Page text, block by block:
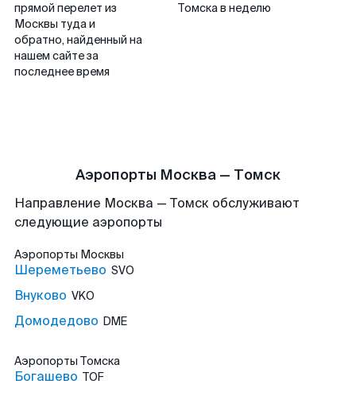
прямой перелет из
Москвы туда и
обратно, найденный на
нашем сайте за
последнее время
Томска в неделю
Аэропорты Москва — Томск
Направление Москва — Томск обслуживают
следующие аэропорты
Аэропорты Москвы
Шереметьево SVO
Внуково VKO
Домодедово DME
Аэропорты Томска
Богашево TOF